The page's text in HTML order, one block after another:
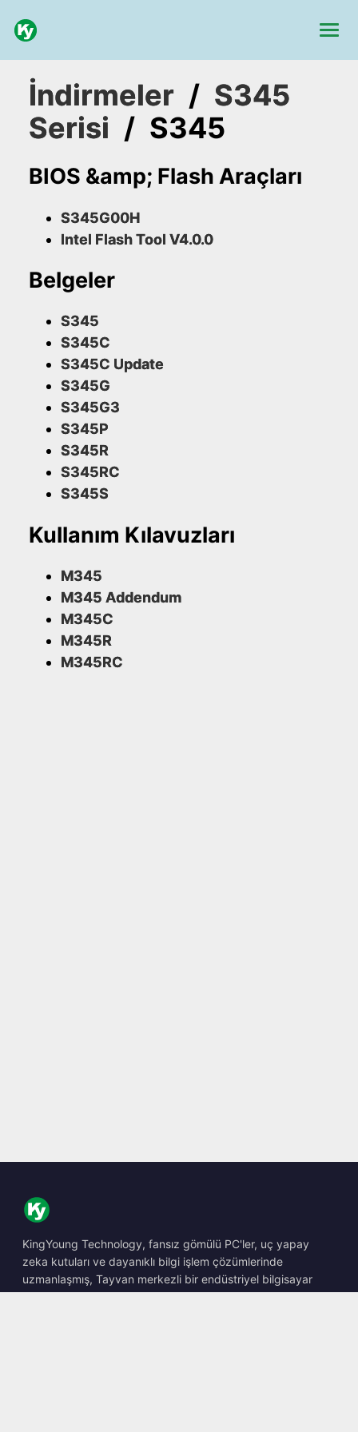
İndirmeler / S345
Serisi / S345
BIOS &amp; Flash Araçları
S345G00H
Intel Flash Tool V4.0.0
Belgeler
S345
S345C
S345C Update
S345G
S345G3
S345P
S345R
S345RC
S345S
Kullanım Kılavuzları
M345
M345 Addendum
M345C
M345R
M345RC
KingYoung Technology, fansız gömülü PC'ler, uç yapay
zeka kutuları ve dayanıklı bilgi işlem çözümlerinde
uzmanlaşmış, Tayvan merkezli bir endüstriyel bilgisayar
barebone tasarımcısı ve üreticisidir.